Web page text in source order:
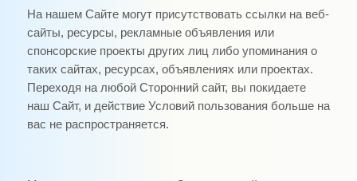
На нашем Сайте могут присутствовать ссылки на веб-
сайты, ресурсы, рекламные объявления или
спонсорские проекты других лиц либо упоминания о
таких сайтах, ресурсах, объявлениях или проектах.
Переходя на любой Сторонний сайт, вы покидаете
наш Сайт, и действие Условий пользования больше на
вас не распространяется.